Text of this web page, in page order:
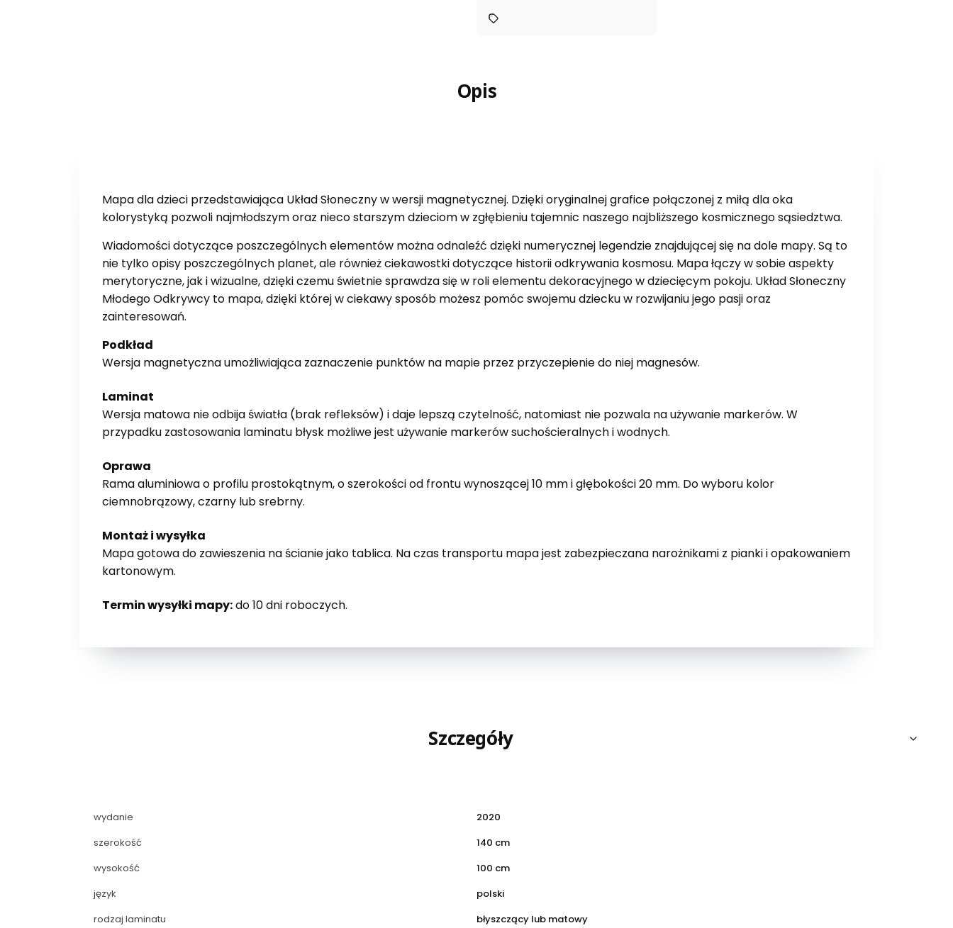
Opis
Mapa dla dzieci przedstawiająca Układ Słoneczny w wersji magnetycznej. Dzięki oryginalnej grafice połączonej z miłą dla oka
kolorystyką pozwoli najmłodszym oraz nieco starszym dzieciom w zgłębieniu tajemnic naszego najbliższego kosmicznego sąsiedztwa.
Wiadomości dotyczące poszczególnych elementów można odnaleźć dzięki numerycznej legendzie znajdującej się na dole mapy. Są to
nie tylko opisy poszczególnych planet, ale również ciekawostki dotyczące historii odkrywania kosmosu. Mapa łączy w sobie aspekty
merytoryczne, jak i wizualne, dzięki czemu świetnie sprawdza się w roli elementu dekoracyjnego w dziecięcym pokoju. Układ Słoneczny
Młodego Odkrywcy to mapa, dzięki której w ciekawy sposób możesz pomóc swojemu dziecku w rozwijaniu jego pasji oraz
zainteresowań.
Podkład
Wersja magnetyczna umożliwiająca zaznaczenie punktów na mapie przez przyczepienie do niej magnesów.
Laminat
Wersja matowa nie odbija światła (brak refleksów) i daje lepszą czytelność, natomiast nie pozwala na używanie markerów. W
przypadku zastosowania laminatu błysk możliwe jest używanie markerów suchościeralnych i wodnych.
Oprawa
Rama aluminiowa o profilu prostokątnym, o szerokości od frontu wynoszącej 10 mm i głębokości 20 mm. Do wyboru kolor
ciemnobrązowy, czarny lub srebrny.
Montaż i wysyłka
Mapa gotowa do zawieszenia na ścianie jako tablica. Na czas transportu mapa jest zabezpieczana narożnikami z pianki i opakowaniem
kartonowym.
Termin wysyłki mapy:do 10 dni roboczych.
Szczegóły
wydanie
2020
szerokość
140 cm
wysokość
100 cm
język
polski
rodzaj laminatu
błyszczący lub matowy